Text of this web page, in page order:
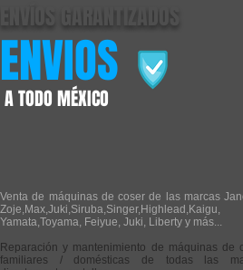
ENVÍOS GARANTIZADOS
ENVIOS
A TODO MÉXICO
Venta de máquinas de coser de las marcas
Zoje,Max,Juki,Siruba,Singer,Highlead,Kaigu,
Yamata,Toyama, Feiyue, Juki, Liberty y más...
Reparación y mantenimiento de máquinas de
familiares / domésticas de todas las